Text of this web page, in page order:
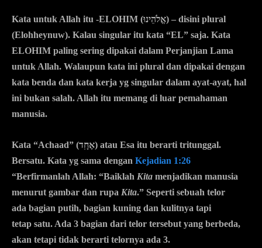
Kata untuk Allah itu -ELOHIM (אֱלֹהֵינוּ) – disini plural
(Elohheynuw). Kalau singular itu kata “EL” saja. Kata
ELOHIM paling sering dipakai dalam Perjanjian Lama
untuk Allah. Walaupun kata ini plural dan dipakai dengan
kata benda dan kata kerja yg singular dalam ayat-ayat, hal
ini bukan salah. Allah itu memang di luar pemahaman
manusia.
Kata “Achaad” ( אֶחָֽד) atau Esa itu berarti tritunggal.
Bersatu. Kata yg sama dengan Kejadian 1:26
“Berfirmanlah Allah: “Baiklah Kita menjadikan manusia
menurut gambar dan rupa Kita.” Seperti sebuah telor
ada bagian putih, bagian kuning dan kulitnya tapi
tetap satu. Ada 3 bagian dari telor tersebut yang berbeda,
akan tetapi tidak berarti telornya ada 3.